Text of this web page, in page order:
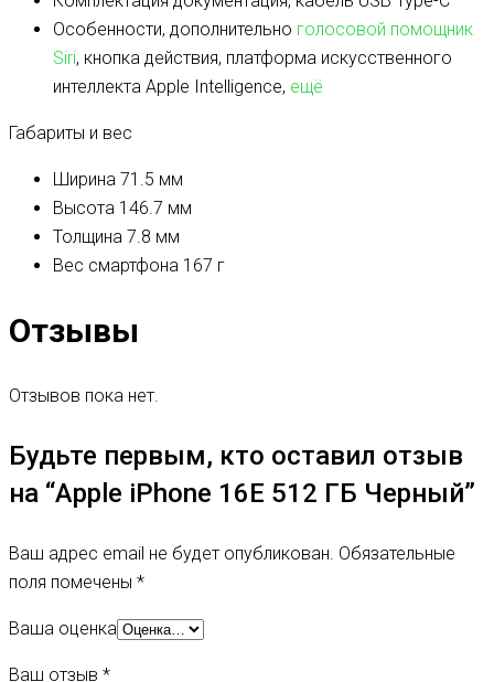
Особенности, дополнительно голосовой помощник
Siri, кнопка действия, платформа искусственного
интеллекта Apple Intelligence, ещё
Габариты и вес
Ширина 71.5 мм
Высота 146.7 мм
Толщина 7.8 мм
Вес смартфона 167 г
Отзывы
Отзывов пока нет.
Будьте первым, кто оставил отзыв
на “Apple iPhone 16E 512 ГБ Черный”
Ваш адрес email не будет опубликован. Обязательные
поля помечены *
Ваша оценка
Ваш отзыв *